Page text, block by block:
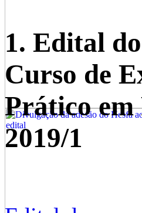
1. Edital
Curso de
Prático
2019/1